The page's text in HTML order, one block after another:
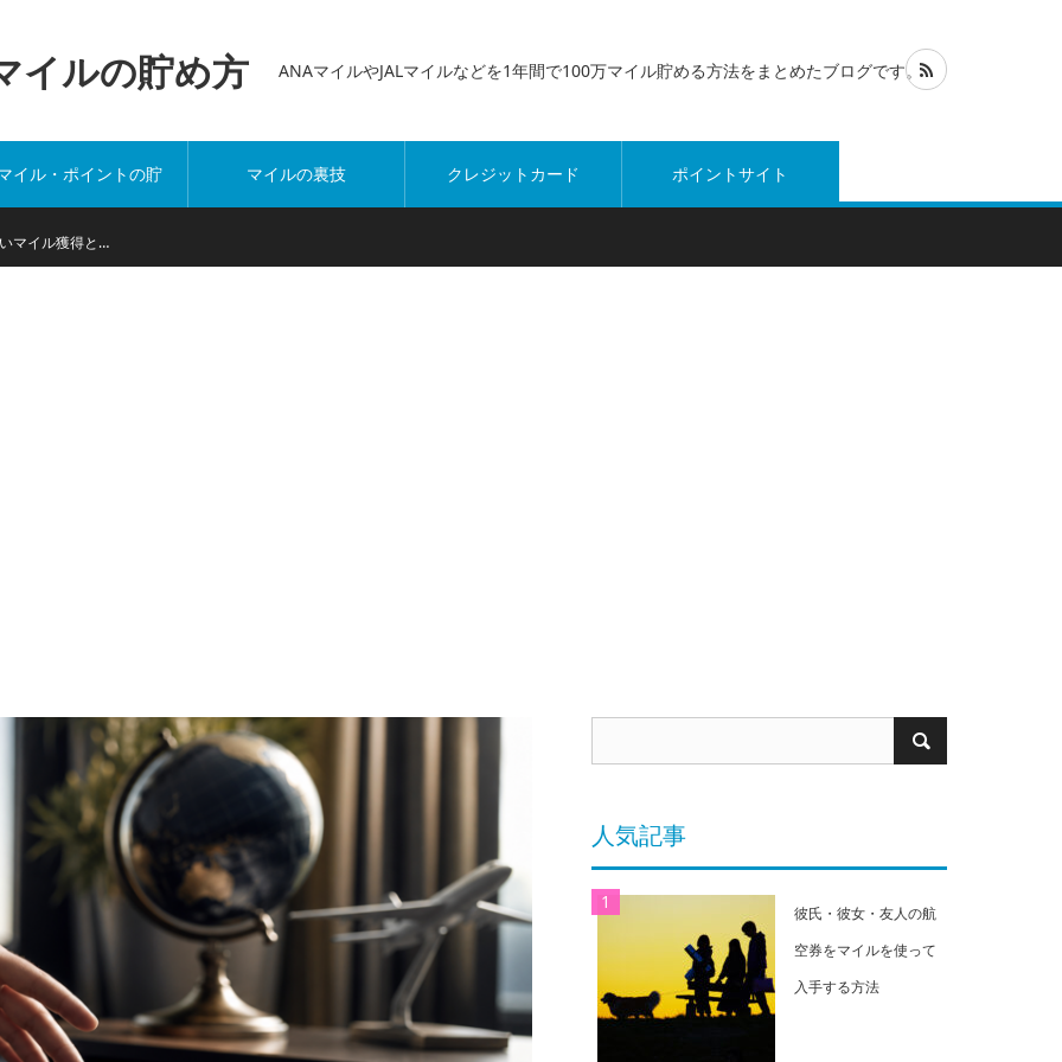
イルの貯め方 ANAマイルやJALマイルなどを1年間で100万マイル貯める方法をまとめたブログです。
イル・ポイントの貯
め方
マイルの裏技 クレジットカード ポイントサイト
マイル獲得と…
人気記事
彼氏・彼女・友人の航
空券をマイルを使って
入手する方法